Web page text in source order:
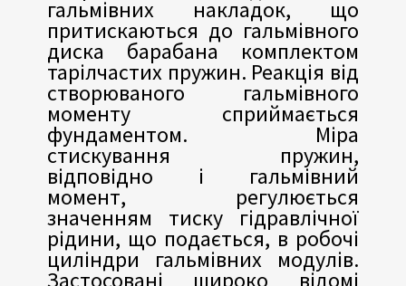
гальмівних накладок, що
притискаються до гальмівного
диска барабана комплектом
тарілчастих пружин. Реакція від
створюваного гальмівного
моменту сприймається
фундаментом. Міра
стискування пружин,
відповідно і гальмівний
момент, регулюється
значенням тиску гідравлічної
рідини, що подається, в робочі
циліндри гальмівних модулів.
Застосовані широко відомі